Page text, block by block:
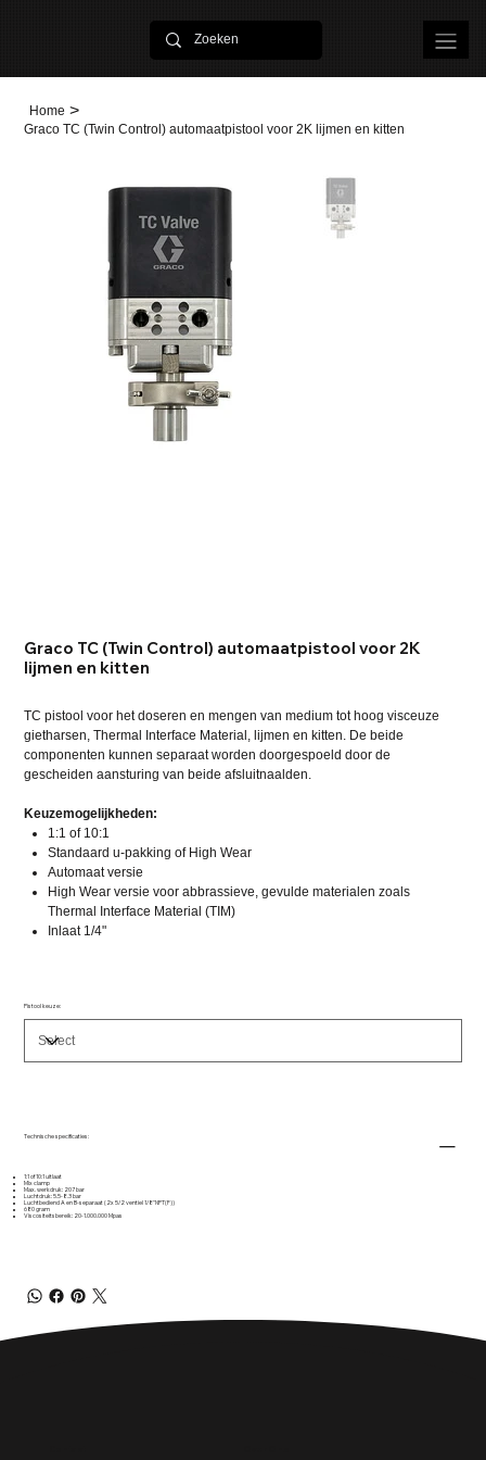
Home >
Graco TC (Twin Control) automaatpistool voor 2K lijmen en kitten
Graco TC (Twin Control) automaatpistool voor 2K
lijmen en kitten
TC pistool voor het doseren en mengen van medium tot hoog visceuze
gietharsen, Thermal Interface Material, lijmen en kitten. De beide
componenten kunnen separaat worden doorgespoeld door de
gescheiden aansturing van beide afsluitnaalden.
Keuzemogelijkheden:
1:1 of 10:1
Standaard u-pakking of High Wear
Automaat versie
High Wear versie voor abbrassieve, gevulde materialen zoals
Thermal Interface Material (TIM)
Inlaat 1/4"
Pistool keuze:
Technische specificaties:
1:1 of 10:1 uitlaat
Mix clamp
Max. werkdruk: 207 bar
Luchtdruk: 5.5-8.3 bar
Luchtbediend A en B-separaat (2x 5/2 ventiel 1/8"NPT(F))
680 gram
Viscositeitsbereik: 20-1.000.000 Mpas